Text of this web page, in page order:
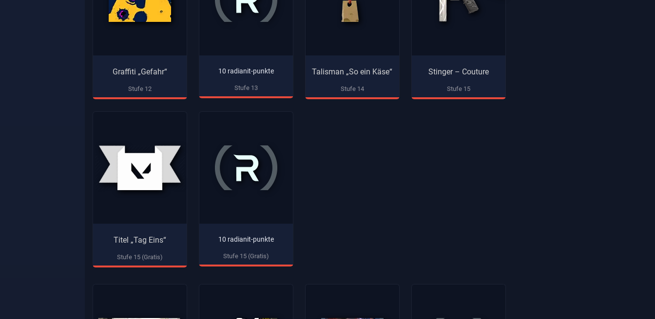
Graffiti „Gefahr“
Stufe 12
10 radianit-punkte
Stufe 13
Talisman „So ein Käse“
Stufe 14
Stinger – Couture
Stufe 15
Titel „Tag Eins“
Stufe 15 (Gratis)
10 radianit-punkte
Stufe 15 (Gratis)